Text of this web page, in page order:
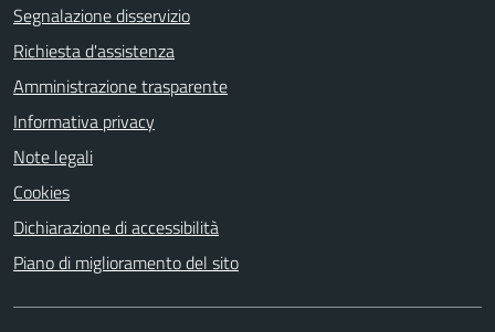
Segnalazione disservizio
Richiesta d'assistenza
Amministrazione trasparente
Informativa privacy
Note legali
Cookies
Dichiarazione di accessibilità
Piano di miglioramento del sito